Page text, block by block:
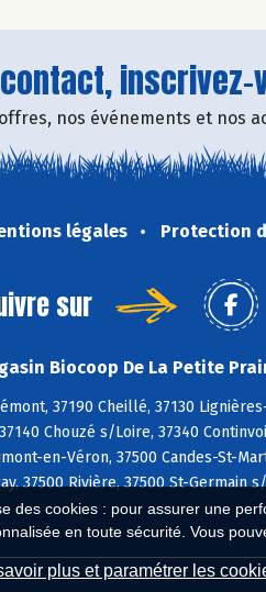
des cookies : pour assurer une
en toute sécurité. Vous
plus et paramétrer les
nos événements et nos
légales Protection
sur
Biocoop De La Petite
37190 Cheillé, 37130
Chouzé s/Loire, 37340
en-Véron, 37500 Candes-St-
37500 Rivière, 37500 St-Germain